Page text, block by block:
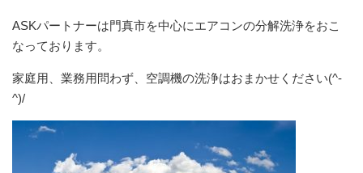
ASKパートナーは門真市を中心にエアコンの分解洗浄をおこ
なっております。
家庭用、業務用問わず、空調機の洗浄はおまかせください(^-
^)/